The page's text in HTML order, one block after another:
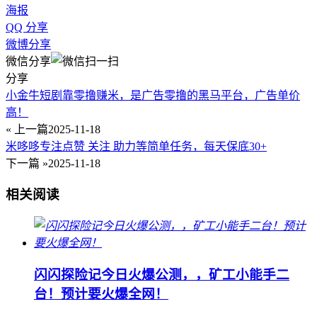
海报
QQ 分享
微博分享
微信分享
分享
小金牛短剧靠零撸赚米，是广告零撸的黑马平台，广告单价
高！
« 上一篇2025-11-18
米哆哆专注点赞 关注 助力等简单任务，每天保底30+
下一篇 »2025-11-18
相关阅读
闪闪探险记今日火爆公测，，矿工小能手二
台！预计要火爆全网！